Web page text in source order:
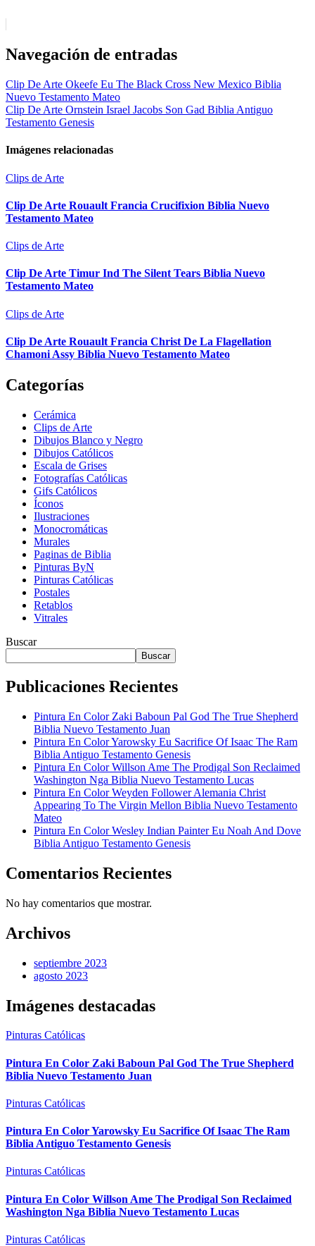
Navegación de entradas
Clip De Arte Okeefe Eu The Black Cross New Mexico Biblia
Nuevo Testamento Mateo
Clip De Arte Ornstein Israel Jacobs Son Gad Biblia Antiguo
Testamento Genesis
Imágenes relacionadas
Clips de Arte
Clip De Arte Rouault Francia Crucifixion Biblia Nuevo
Testamento Mateo
Clips de Arte
Clip De Arte Timur Ind The Silent Tears Biblia Nuevo
Testamento Mateo
Clips de Arte
Clip De Arte Rouault Francia Christ De La Flagellation
Chamoni Assy Biblia Nuevo Testamento Mateo
Categorías
Cerámica
Clips de Arte
Dibujos Blanco y Negro
Dibujos Católicos
Escala de Grises
Fotografías Católicas
Gifs Católicos
Íconos
Ilustraciones
Monocromáticas
Murales
Paginas de Biblia
Pinturas ByN
Pinturas Católicas
Postales
Retablos
Vitrales
Buscar
Buscar
Publicaciones Recientes
Pintura En Color Zaki Baboun Pal God The True Shepherd
Biblia Nuevo Testamento Juan
Pintura En Color Yarowsky Eu Sacrifice Of Isaac The Ram
Biblia Antiguo Testamento Genesis
Pintura En Color Willson Ame The Prodigal Son Reclaimed
Washington Nga Biblia Nuevo Testamento Lucas
Pintura En Color Weyden Follower Alemania Christ
Appearing To The Virgin Mellon Biblia Nuevo Testamento
Mateo
Pintura En Color Wesley Indian Painter Eu Noah And Dove
Biblia Antiguo Testamento Genesis
Comentarios Recientes
No hay comentarios que mostrar.
Archivos
septiembre 2023
agosto 2023
Imágenes destacadas
Pinturas Católicas
Pintura En Color Zaki Baboun Pal God The True Shepherd
Biblia Nuevo Testamento Juan
Pinturas Católicas
Pintura En Color Yarowsky Eu Sacrifice Of Isaac The Ram
Biblia Antiguo Testamento Genesis
Pinturas Católicas
Pintura En Color Willson Ame The Prodigal Son Reclaimed
Washington Nga Biblia Nuevo Testamento Lucas
Pinturas Católicas